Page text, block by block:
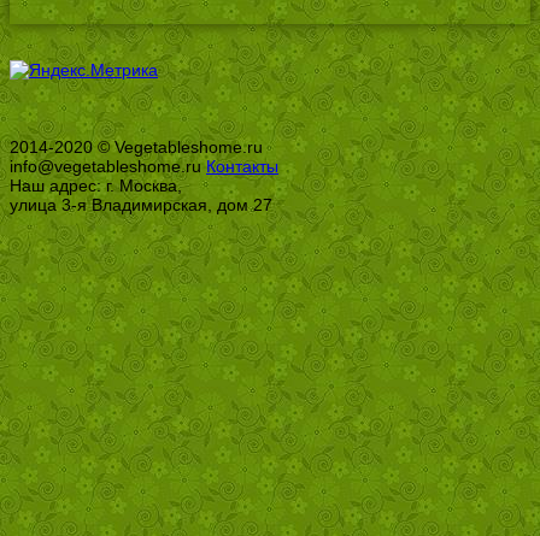
2014-2020 © Vegetableshome.ru
info@vegetableshome.ru Контакты
Наш адрес: г. Москва,
улица 3-я Владимирская, дом 27